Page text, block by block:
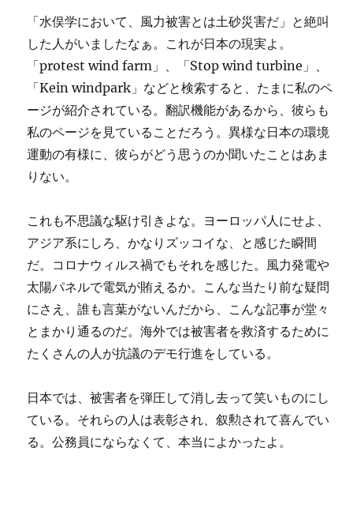
「水俣学において、風力被害とは土砂災害だ」と絶叫
した人がいましたなぁ。これが日本の現実よ。
「protest wind farm」、「Stop wind turbine」、
「Kein windpark」などと検索すると、たまに私のペ
ージが紹介されている。翻訳機能があるから、彼らも
私のページを見ていることだろう。異様な日本の環境
運動の有様に、彼らがどう思うのか聞いたことはあま
りない。
これも不思議な駆け引きよな。ヨーロッパ人にせよ、
アジア系にしろ、かなりズッコイな、と感じた瞬間
だ。コロナウィルス禍でもそれを感じた。風力発電や
太陽パネルで電気が賄えるか。こんな当たり前な疑問
にさえ、誰も言葉がないんだから、こんな記事が堂々
とまかり通るのだ。海外では被害者を救済するために
たくさんの人が抗議のデモ行進をしている。
日本では、被害者を弾圧して消し去って笑いものにし
ている。それらの人は表彰され、叙勲されて喜んでい
る。公務員にならなくて、本当によかったよ。